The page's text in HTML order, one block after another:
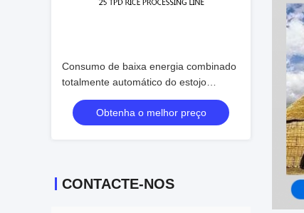
Consumo de baixa energia combinado
totalmente automático do estojo
compacto da máquina do moinho de
arroz
Obtenha o melhor preço
CONTACTE-NOS